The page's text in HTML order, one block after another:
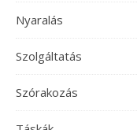
Nyaralás
Szolgáltatás
Szórakozás